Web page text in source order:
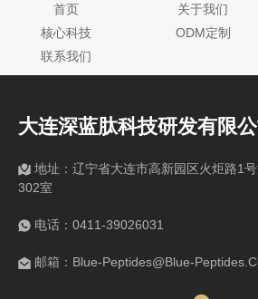
首页 关于我们
核心科技
ODM定制
联系我们
大连深蓝肽科技研发有限公
地址：辽宁省大连市高新园区火炬路1
302室
电话：0411-39026031
邮箱：Blue-Peptides@Blue-